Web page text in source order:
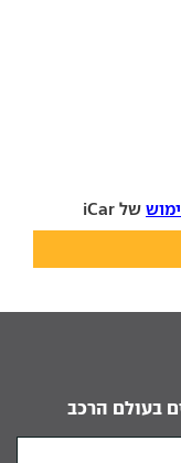
של iCar
בעולם הרכב